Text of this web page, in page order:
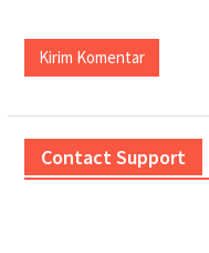
Contact Support